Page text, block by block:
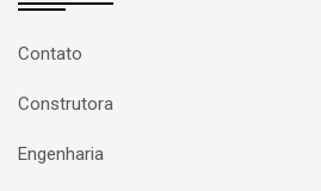
Contato
Construtora
Engenharia